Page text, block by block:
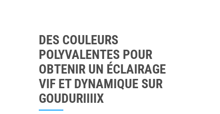
DES COULEURS
POLYVALENTES POUR
OBTENIR UN ÉCLAIRAGE
VIF ET DYNAMIQUE SUR
GOUDURIIIIX